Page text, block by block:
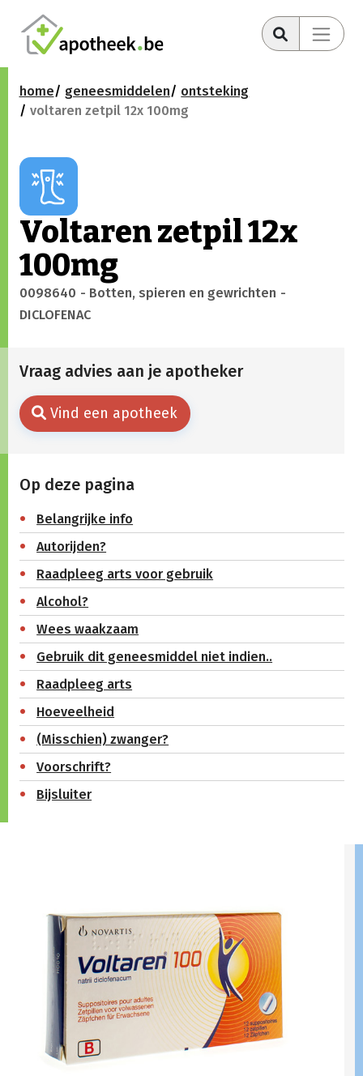
home geneesmiddelen
ontsteking
voltaren zetpil 12x 100mg
Voltaren zetpil 12x
100mg
0098640 - Botten, spieren en gewrichten -
DICLOFENAC
Vraag advies aan je apotheker
Vind een apotheek
Op deze pagina
Belangrijke info
Autorijden?
Raadpleeg arts voor gebruik
Alcohol?
Wees waakzaam
Gebruik dit geneesmiddel niet indien..
Raadpleeg arts
Hoeveelheid
(Misschien) zwanger?
Voorschrift?
Bijsluiter